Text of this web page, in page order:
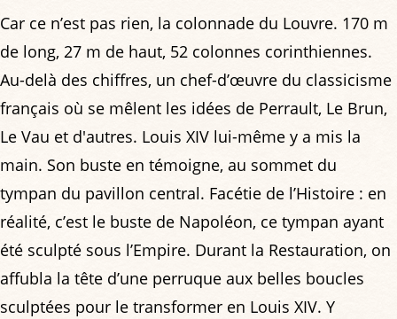
Car ce n’est pas rien, la colonnade du Louvre. 170 m
de long, 27 m de haut, 52 colonnes corinthiennes.
Au-delà des chiffres, un chef-d’œuvre du classicisme
français où se mêlent les idées de Perrault, Le Brun,
Le Vau et d'autres. Louis XIV lui-même y a mis la
main. Son buste en témoigne, au sommet du
tympan du pavillon central. Facétie de l’Histoire : en
réalité, c’est le buste de Napoléon, ce tympan ayant
été sculpté sous l’Empire. Durant la Restauration, on
affubla la tête d’une perruque aux belles boucles
sculptées pour le transformer en Louis XIV. Y